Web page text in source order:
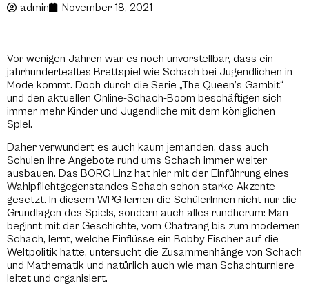
admin November 18, 2021
Vor wenigen Jahren war es noch unvorstellbar, dass ein
jahrhundertealtes Brettspiel wie Schach bei Jugendlichen in
Mode kommt. Doch durch die Serie „The Queen’s Gambit“
und den aktuellen Online-Schach-Boom beschäftigen sich
immer mehr Kinder und Jugendliche mit dem königlichen
Spiel.
Daher verwundert es auch kaum jemanden, dass auch
Schulen ihre Angebote rund ums Schach immer weiter
ausbauen. Das BORG Linz hat hier mit der Einführung eines
Wahlpflichtgegenstandes Schach schon starke Akzente
gesetzt. In diesem WPG lernen die SchülerInnen nicht nur die
Grundlagen des Spiels, sondern auch alles rundherum: Man
beginnt mit der Geschichte, vom Chatrang bis zum modernen
Schach, lernt, welche Einflüsse ein Bobby Fischer auf die
Weltpolitik hatte, untersucht die Zusammenhänge von Schach
und Mathematik und natürlich auch wie man Schachturniere
leitet und organisiert.